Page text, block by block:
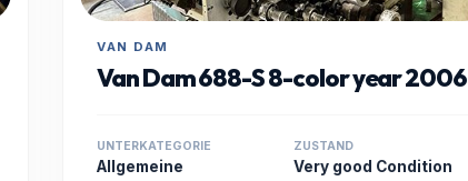
VAN DAM
Van Dam 688-S 8-color year 2006
UNTERKATEGORIE
Allgemeine
ZUSTAND
Very good Condition